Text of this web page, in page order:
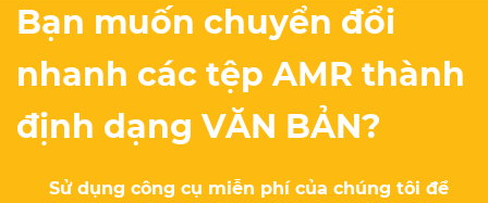
Bạn muốn chuyển đổi
nhanh các tệp AMR thành
định dạng VĂN BẢN?
Sử dụng công cụ miễn phí của chúng tôi để